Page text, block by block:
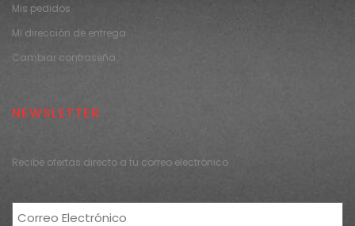
Mis pedidos
Mi dirección de entrega
Cambiar contraseña
NEWSLETTER
Recibe ofertas directo a tu correo electrónico